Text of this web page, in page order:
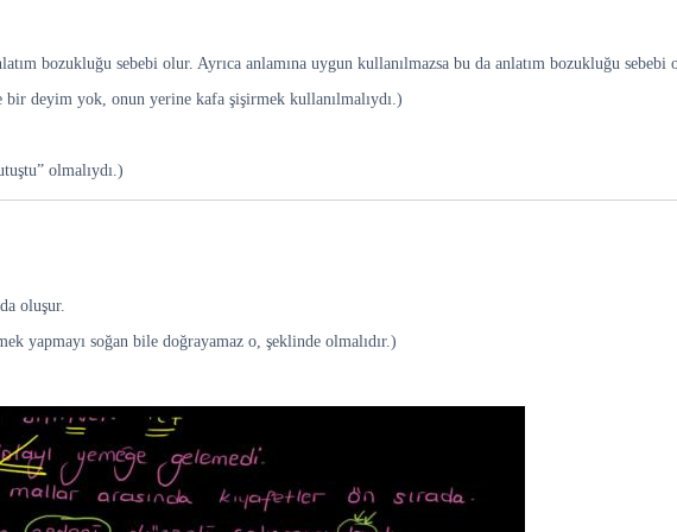
bozukluğu sebebi olur. Ayrıca anlamına uygun kullanılmazsa bu da anlatım bozukluğu sebebi
deyim yok, onun yerine kafa şişirmek kullanılmalıydı.)
olmalıydı.)
oluşur.
yapmayı soğan bile doğrayamaz o, şeklinde olmalıdır.)